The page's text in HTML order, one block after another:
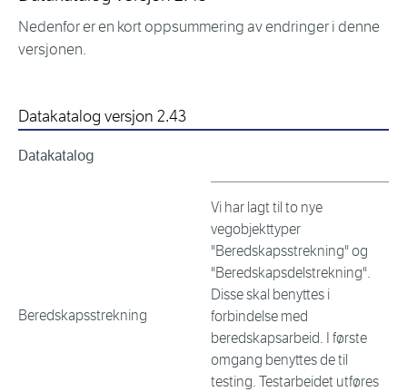
Nedenfor er en kort oppsummering av endringer i denne
versjonen.
Datakatalog versjon 2.43
Datakatalog
Beredskapsstrekning
Vi har lagt til to nye
vegobjekttyper
"Beredskapsstrekning" og
"Beredskapsdelstrekning".
Disse skal benyttes i
forbindelse med
beredskapsarbeid. I første
omgang benyttes de til
testing. Testarbeidet utføres